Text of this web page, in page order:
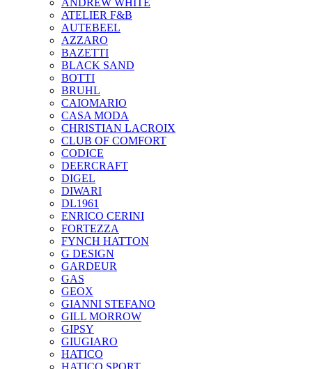
ANDREW WHITE
ATELIER F&B
AUTEBEEL
AZZARO
BAZETTI
BLACK SAND
BOTTI
BRUHL
CAIOMARIO
CASA MODA
CHRISTIAN LACROIX
CLUB OF COMFORT
CODICE
DEERCRAFT
DIGEL
DIWARI
DL1961
ENRICO CERINI
FORTEZZA
FYNCH HATTON
G DESIGN
GARDEUR
GAS
GEOX
GIANNI STEFANO
GILL MORROW
GIPSY
GIUGIARO
HATICO